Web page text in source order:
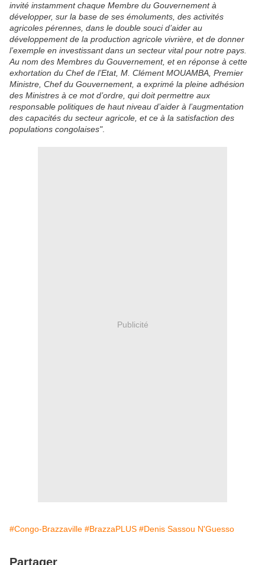
invité instamment chaque Membre du Gouvernement à
développer, sur la base de ses émoluments, des activités
agricoles pérennes, dans le double souci d’aider au
développement de la production agricole vivrière, et de donner
l’exemple en investissant dans un secteur vital pour notre pays.
Au nom des Membres du Gouvernement, et en réponse à cette
exhortation du Chef de l’Etat, M. Clément MOUAMBA, Premier
Ministre, Chef du Gouvernement, a exprimé la pleine adhésion
des Ministres à ce mot d’ordre, qui doit permettre aux
responsable politiques de haut niveau d’aider à l’augmentation
des capacités du secteur agricole, et ce à la satisfaction des
populations congolaises".
Publicité
#Congo-Brazzaville #BrazzaPLUS #Denis Sassou N'Guesso
Partager